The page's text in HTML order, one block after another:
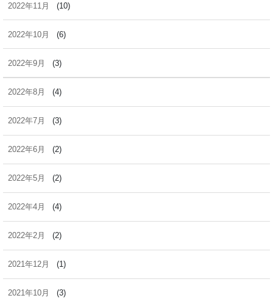
2022年11月 (10)
2022年10月 (6)
2022年9月 (3)
2022年8月 (4)
2022年7月 (3)
2022年6月 (2)
2022年5月 (2)
2022年4月 (4)
2022年2月 (2)
2021年12月 (1)
2021年10月 (3)